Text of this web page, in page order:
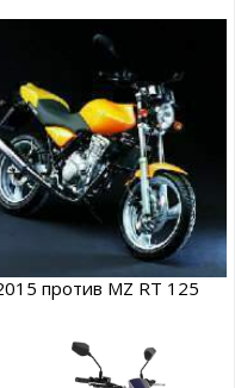
против MZ RT 125